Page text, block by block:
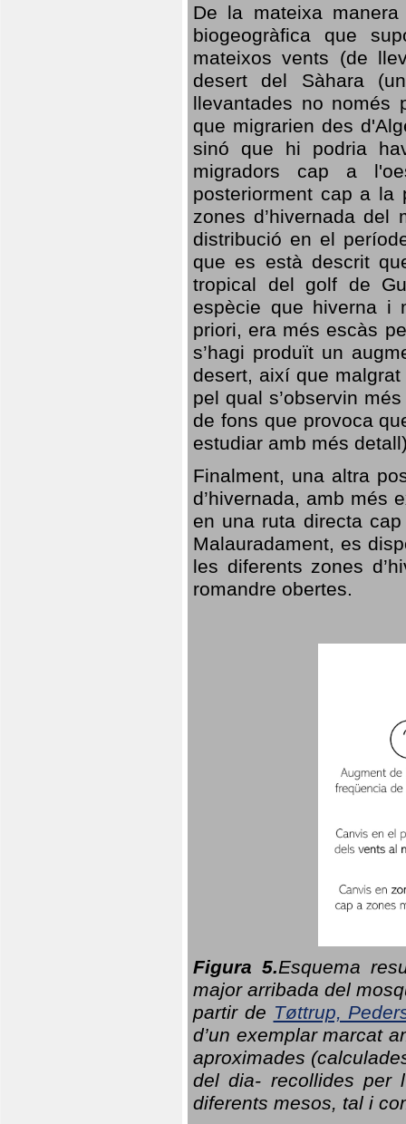
De la mateixa
biogeogràfica que
mateixos vents (de
desert del Sàhara
llevantades no només
que migrarien des
sinó que hi podria
migradors cap a
posteriorment cap a la
zones d’hivernada
distribució en el
que es està descrit
tropical del golf de
espècie que hiverna i
priori, era més escàs
s’hagi produït un
desert, així que
pel qual s’observin
de fons que provoca
estudiar amb més
Finalment, una altra
d’hivernada, amb més
en una ruta directa
Malauradament, es
les diferents zones
romandre obertes.
Figura 5.Esquema
major arribada del
partir de Tøttrup,
d’un exemplar marcat
aproximades
del dia- recollides per
diferents mesos, tal i